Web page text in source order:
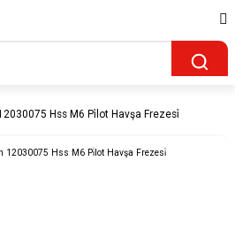
Hss M6 Pi̇lot Havşa Frezesi̇